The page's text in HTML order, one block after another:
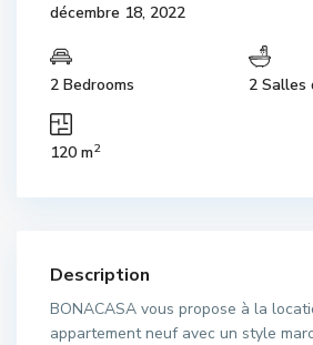
décembre 18, 2022
2 Bedrooms 2 Salles
120 m2
Description
BONACASA vous propose à la
appartement neuf avec un style